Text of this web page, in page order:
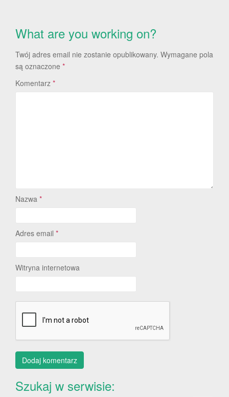
What are you working on?
Twój adres email nie zostanie opublikowany. Wymagane pola
są oznaczone *
Komentarz *
Nazwa *
Adres email *
Witryna internetowa
Szukaj w serwisie: